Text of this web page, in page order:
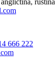
666 222